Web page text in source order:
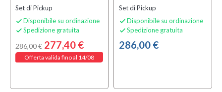
Set di Pickup
 Disponibile su ordinazione
 Spedizione gratuita
286,00 € 277,40 €
Offerta valida fino al 14/08
Set di Pickup
 Disponibile su ordinazione
 Spedizione gratuita
286,00 €